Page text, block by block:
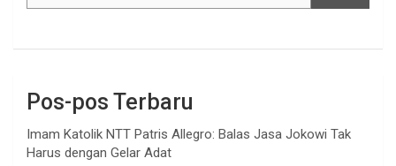
Pos-pos Terbaru
Imam Katolik NTT Patris Allegro: Balas Jasa Jokowi Tak
Harus dengan Gelar Adat